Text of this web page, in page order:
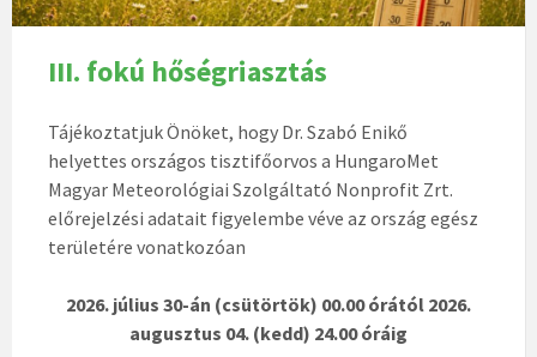
III. fokú hőségriasztás
Tájékoztatjuk Önöket, hogy Dr. Szabó Enikő
helyettes országos tisztifőorvos a HungaroMet
Magyar Meteorológiai Szolgáltató Nonprofit Zrt.
előrejelzési adatait figyelembe véve az ország egész
területére vonatkozóan
2026. július 30-án (csütörtök) 00.00 órától 2026.
augusztus 04. (kedd) 24.00 óráig